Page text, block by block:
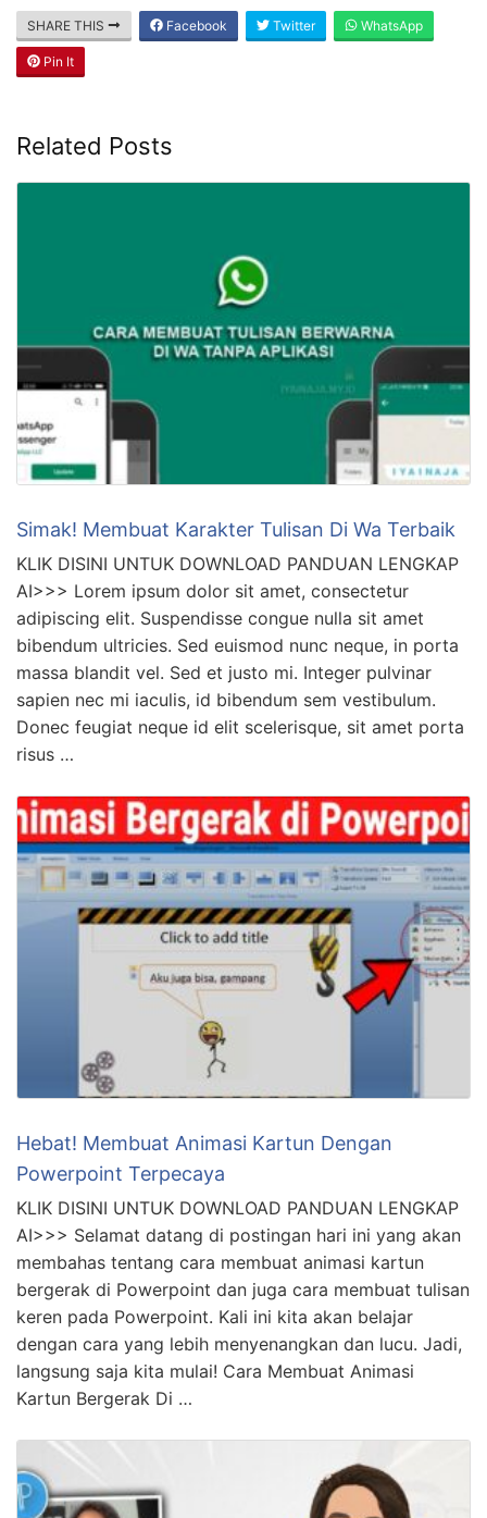
SHARE THIS Facebook Twitter WhatsApp
Pin It
Related Posts
Simak! Membuat Karakter Tulisan Di Wa Terbaik
KLIK DISINI UNTUK DOWNLOAD PANDUAN LENGKAP
AI>>> Lorem ipsum dolor sit amet, consectetur
adipiscing elit. Suspendisse congue nulla sit amet
bibendum ultricies. Sed euismod nunc neque, in porta
massa blandit vel. Sed et justo mi. Integer pulvinar
sapien nec mi iaculis, id bibendum sem vestibulum.
Donec feugiat neque id elit scelerisque, sit amet porta
risus …
Hebat! Membuat Animasi Kartun Dengan
Powerpoint Terpecaya
KLIK DISINI UNTUK DOWNLOAD PANDUAN LENGKAP
AI>>> Selamat datang di postingan hari ini yang akan
membahas tentang cara membuat animasi kartun
bergerak di Powerpoint dan juga cara membuat tulisan
keren pada Powerpoint. Kali ini kita akan belajar
dengan cara yang lebih menyenangkan dan lucu. Jadi,
langsung saja kita mulai! Cara Membuat Animasi
Kartun Bergerak Di …